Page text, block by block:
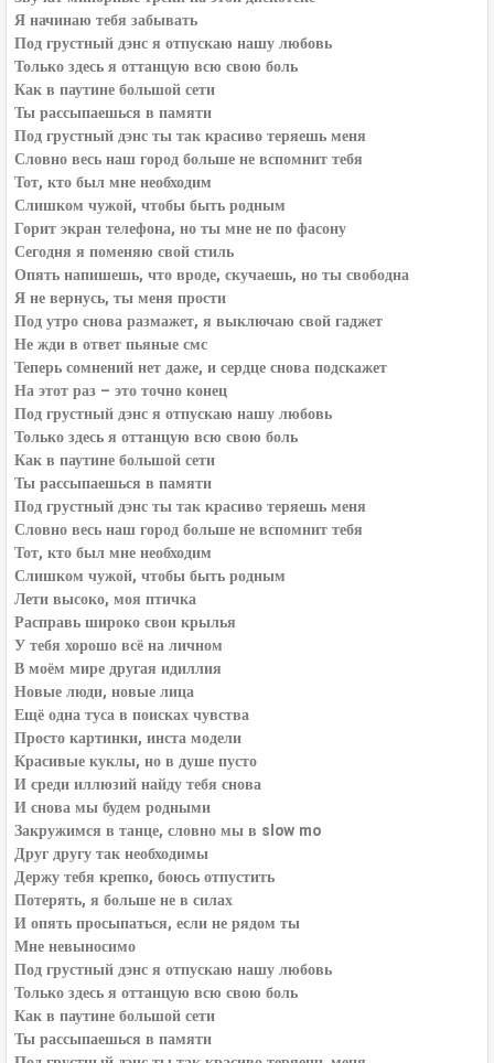
Я начинаю тебя забывать
Под грустный дэнс я отпускаю нашу любовь
Только здесь я оттанцую всю свою боль
Как в паутине большой сети
Ты рассыпаешься в памяти
Под грустный дэнс ты так красиво теряешь меня
Словно весь наш город больше не вспомнит тебя
Тот, кто был мне необходим
Слишком чужой, чтобы быть родным
Горит экран телефона, но ты мне не по фасону
Сегодня я поменяю свой стиль
Опять напишешь, что вроде, скучаешь, но ты свободна
Я не вернусь, ты меня прости
Под утро снова размажет, я выключаю свой гаджет
Не жди в ответ пьяные смс
Теперь сомнений нет даже, и сердце снова подскажет
На этот раз – это точно конец
Под грустный дэнс я отпускаю нашу любовь
Только здесь я оттанцую всю свою боль
Как в паутине большой сети
Ты рассыпаешься в памяти
Под грустный дэнс ты так красиво теряешь меня
Словно весь наш город больше не вспомнит тебя
Тот, кто был мне необходим
Слишком чужой, чтобы быть родным
Лети высоко, моя птичка
Расправь широко свои крылья
У тебя хорошо всё на личном
В моём мире другая идиллия
Новые люди, новые лица
Ещё одна туса в поисках чувства
Просто картинки, инста модели
Красивые куклы, но в душе пусто
И среди иллюзий найду тебя снова
И снова мы будем родными
Закружимся в танце, словно мы в slow mo
Друг другу так необходимы
Держу тебя крепко, боюсь отпустить
Потерять, я больше не в силах
И опять просыпаться, если не рядом ты
Мне невыносимо
Под грустный дэнс я отпускаю нашу любовь
Только здесь я оттанцую всю свою боль
Как в паутине большой сети
Ты рассыпаешься в памяти